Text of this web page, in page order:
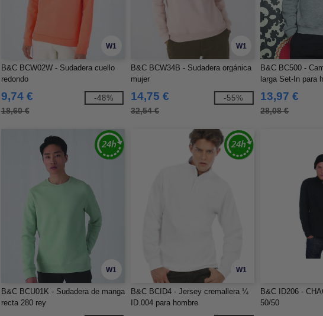
W1
B&C BCW02W - Sudadera cuello
redondo
9,74 €
18,60 €
-48%
W1
B&C BCW34B - Sudadera orgánica
mujer
14,75 €
32,54 €
-55%
B&C BC500 -
larga Set-In para
13,97 €
28,08 €
W1
B&C BCU01K - Sudadera de manga
recta 280 rey
W1
B&C BCID4 - Jersey cremallera ¼
ID.004 para hombre
B&C ID206 -
50/50